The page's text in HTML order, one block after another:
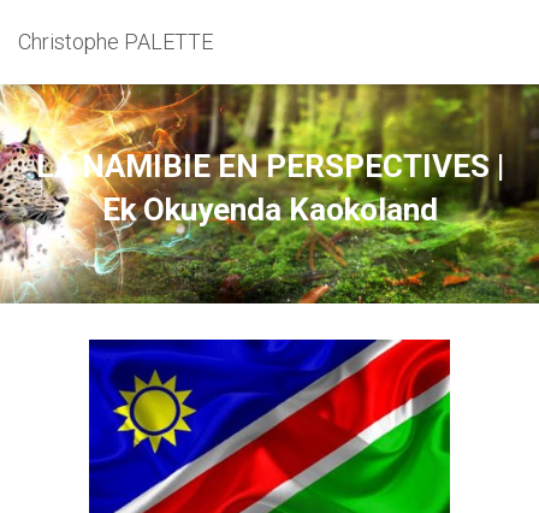
Christophe PALETTE
LA NAMIBIE EN PERSPECTIVES |
Ek Okuyenda Kaokoland